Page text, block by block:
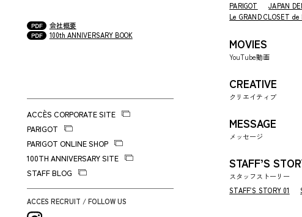
PARIGOT
JAPAN
Le GRAND CLOSET de
MOVIES
YouTube動画
CREATIVE
クリエイティブ
MESSAGE
メッセージ
STAFF’S
スタッフストーリー
STAFF’S STORY 01
会社概要
100th ANNIVERSARY BOOK
ACCÈS CORPORATE SITE
PARIGOT
PARIGOT ONLINE SHOP
100TH ANNIVERSARY SITE
STAFF BLOG
ACCES RECRUIT / FOLLOW US